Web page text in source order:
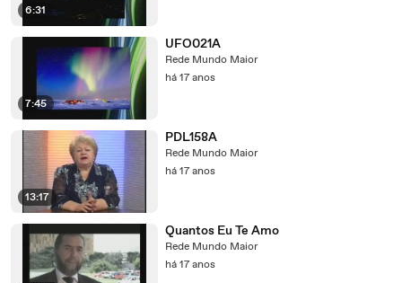
6:31
7:45
UFO021A
Rede Mundo Maior
há 17 anos
13:17
PDL158A
Rede Mundo Maior
há 17 anos
Quantos Eu Te Amo
Rede Mundo Maior
há 17 anos